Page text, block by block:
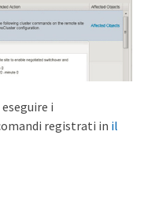
i
registrati in il